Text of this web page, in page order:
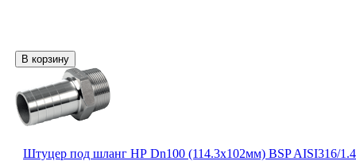
Штуцер под шланг НР Dn100 (114.3х102мм) BSP AISI316/